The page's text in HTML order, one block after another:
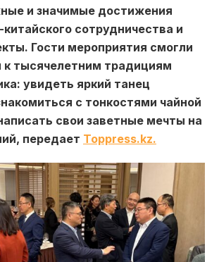
и значимые достижения
китайского сотрудничества и
Гости мероприятия смогли
к тысячелетним традициям
увидеть яркий танец
с тонкостями чайной
свои заветные мечты на
передает Toppress.kz.